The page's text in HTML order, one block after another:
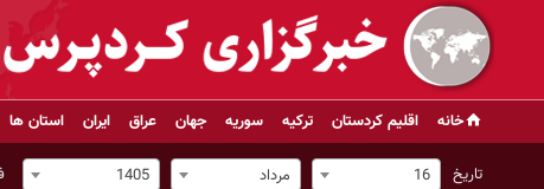
خانه اقلیم کردستان ترکیه سوریه جهان عراق ایران استان ها
تاریخ 16 مرداد 1405